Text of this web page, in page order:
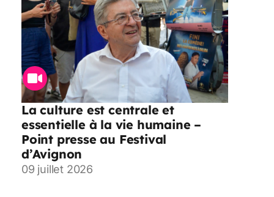
La culture est centrale et
essentielle à la vie humaine –
Point presse au Festival
d’Avignon
09 juillet 2026